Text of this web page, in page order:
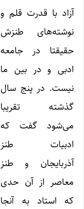
آزاد با قدرت قلم و
نوشته‌های طنزش
حقیقتا در جامعه
ادبی و در بین ما
نیست. در پنج سال
گذشته تقریبا
می‌شود گفت که
ادبیات طنز
آذربایجان و طنز
معاصر از آن حدی
که استاد به آنجا